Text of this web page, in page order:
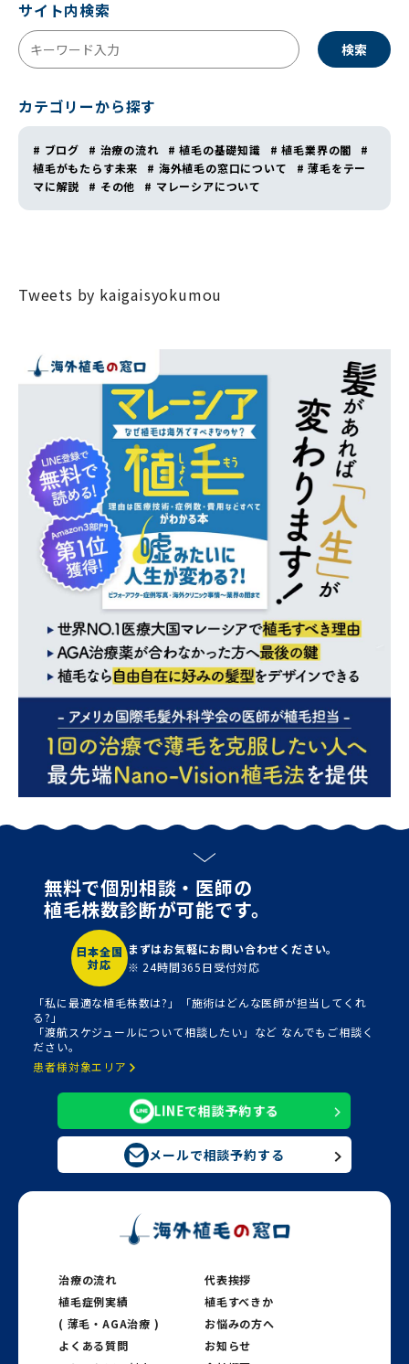
サイト内検索
検索
カテゴリーから探す
# ブログ # 治療の流れ # 植毛の基礎知識 # 植毛業界の闇
#
植毛がもたらす未来
# 海外植毛の窓口について
# 薄毛をテー
マに解説
# その他 # マレーシアについて
Tweets by kaigaisyokumou
無料で個別相談・医師の
植毛株数診断が可能です。
日本全国
対応
まずはお気軽にお問い合わせください。
※ 24時間365日受付対応
「私に最適な植毛株数は?」「施術はどんな医師が担当してくれ
る?」
「渡航スケジュールについて相談したい」など なんでもご相談く
ださい。
患者様対象エリア
LINEで相談予約する
メールで相談予約する
治療の流れ
代表挨拶
植毛症例実績
( 薄毛・AGA治療 )
植毛すべきか
お悩みの方へ
よくある質問
お知らせ